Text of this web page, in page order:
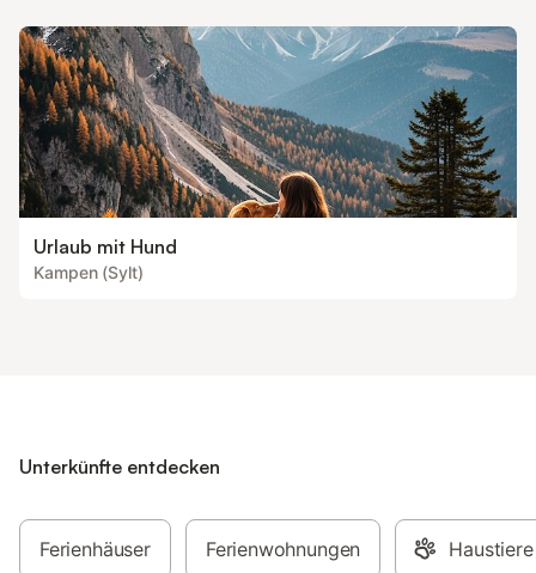
Urlaub mit Hund
Kampen (Sylt)
Unterkünfte entdecken
Ferienhäuser Ferienwohnungen